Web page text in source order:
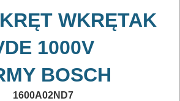
WKRĘTAK
1000V
BOSCH
1600A02ND7